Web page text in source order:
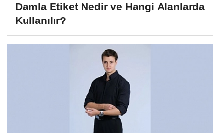
Damla Etiket Nedir ve Hangi Alanlarda
Kullanılır?